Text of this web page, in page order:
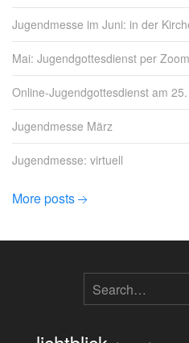
Jugendmesse im Juni: in der
Mai: Jugendgottesdienst per Zoom
Online-Jugendgottesdienst am
Jugendmesse März
Jugendmesse: virtuell
More posts